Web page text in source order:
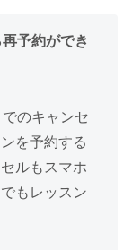
予約ができ
のキャンセ
を予約する
ルもスマホ
もレッスン